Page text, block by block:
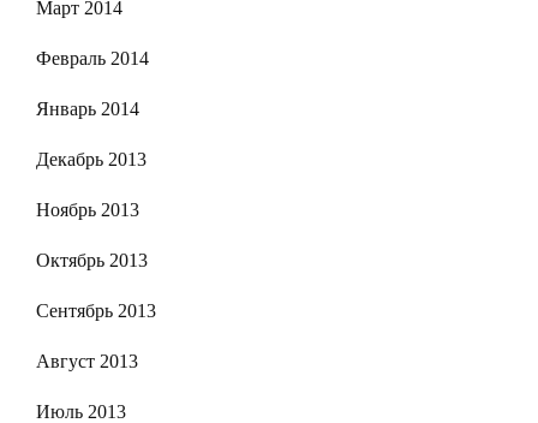
Март 2014
Февраль 2014
Январь 2014
Декабрь 2013
Ноябрь 2013
Октябрь 2013
Сентябрь 2013
Август 2013
Июль 2013